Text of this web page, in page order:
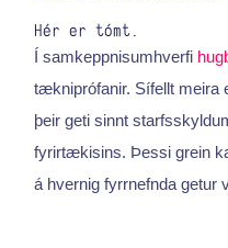
Hér er tómt.
Í samkeppnisumhverfi
tækniprófanir. Sífellt meira
þeir geti sinnt
fyrirtækisins. Þessi grein
á hvernig fyrrnefnda getur